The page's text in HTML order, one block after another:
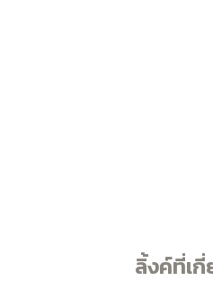
ลิ้งค์ที่เ